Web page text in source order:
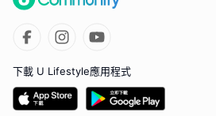
下載 U Lifestyle應用程式